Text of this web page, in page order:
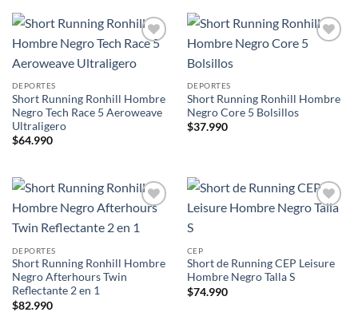
wishlist
DEPORTES
Short Running Ronhill Hombre
Negro Tech Race 5 Aeroweave
Ultraligero
$64.990
DEPORTES
Short Running Ronhill Hombre
Negro Core 5 Bolsillos
$37.990
wishlist
DEPORTES
Short Running Ronhill Hombre
Negro Afterhours Twin
Reflectante 2 en 1
$82.990
CEP
Short de Running CEP Leisure
Hombre Negro Talla S
$74.990